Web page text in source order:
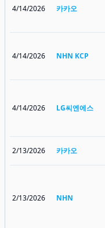
4/14/2026 카카오
4/14/2026 NHN KCP
4/14/2026 LG씨엔에스
2/13/2026 카카오
2/13/2026 NHN